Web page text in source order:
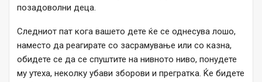
позадоволни деца.
Следниот пат кога вашето дете ќе се однесува лошо,
наместо да реагирате со засрамување или со казна,
обидете се да се спуштите на нивното ниво, понудете
му утеха, неколку убави зборови и прегратка. Ќе бидете